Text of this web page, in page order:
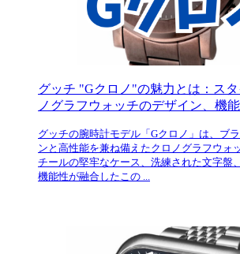
グッチ "Gクロノ"の魅力とは：ス
ノグラフウォッチのデザイン、機
グッチの腕時計モデル「Gクロノ」は、ブ
ンと高性能を兼ね備えたクロノグラフウォ
チールの堅牢なケース、洗練された文字盤
機能性が融合したこの ...